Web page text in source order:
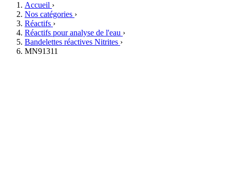
Accueil ›
Nos catégories ›
Réactifs ›
Réactifs pour analyse de l'eau ›
Bandelettes réactives Nitrites ›
MN91311